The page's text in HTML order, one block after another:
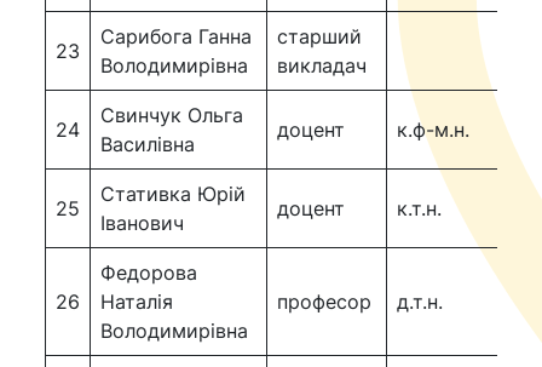
23
Сарибога Ганна
Володимирівна
старший
викладач
24
Свинчук Ольга
Василівна
доцент к.ф-м.н.
25
Стативка Юрій
Іванович
доцент к.т.н.
26
Федорова
Наталія
Володимирівна
професор д.т.н.